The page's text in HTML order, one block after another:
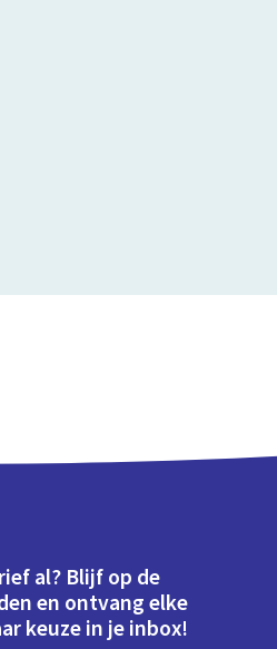
al? Blijf op de
en ontvang elke
keuze in je inbox!